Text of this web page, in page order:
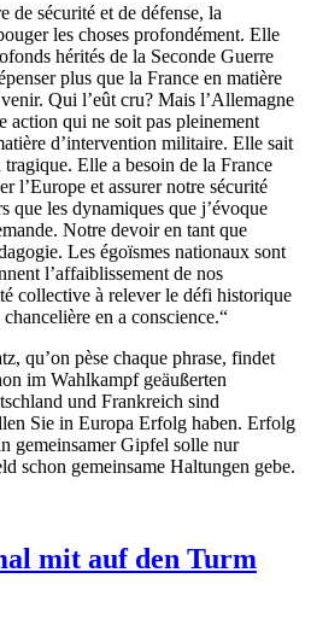
de sécurité et de défense, la
les choses profondément. Elle
hérités de la Seconde Guerre
plus que la France en matière
Qui l’eût cru? Mais l’Allemagne
action qui ne soit pas pleinement
d’intervention militaire. Elle sait
Elle a besoin de la France
l’Europe et assurer notre sécurité
que les dynamiques que j’évoque
Notre devoir en tant que
Les égoïsmes nationaux sont
l’affaiblissement de nos
collective à relever le défi historique
en a conscience.“
qu’on pèse chaque phrase, findet
im Wahlkampf geäußerten
und Frankreich sind
Sie in Europa Erfolg haben. Erfolg
gemeinsamer Gipfel solle nur
schon gemeinsame Haltungen gebe.
mit auf den Turm